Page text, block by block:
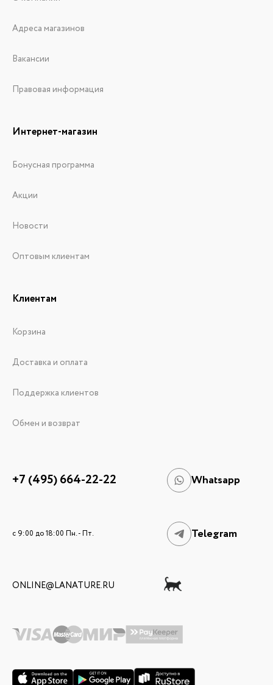
Адреса магазинов
Вакансии
Правовая информация
Интернет-магазин
Бонусная программа
Акции
Новости
Оптовым клиентам
Клиентам
Корзина
Доставка и оплата
Поддержка клиентов
Обмен и возврат
+7 (495) 664-22-22 Whatsapp
c 9:00 до 18:00 Пн. - Пт. Telegram
ONLINE@LANATURE.RU